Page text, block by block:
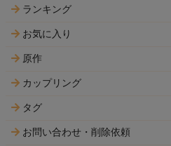
ランキング
お気に入り
原作
カップリング
タグ
お問い合わせ・削除依頼